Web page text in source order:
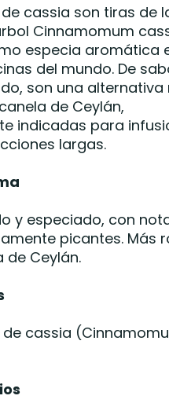
cassia son tiras de
Cinnamomum
especia aromática
del mundo. De
son una alternativa
de Ceylán,
indicadas para
largas.
y especiado, con
picantes. Más
de Ceylán.
de cassia